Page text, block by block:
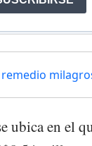
ubica en el